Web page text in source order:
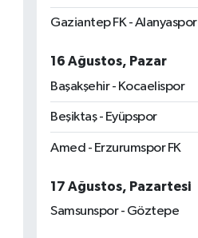
Gaziantep FK - Alanyaspor
16 Ağustos, Pazar
Başakşehir - Kocaelispor
Beşiktaş - Eyüpspor
Amed - Erzurumspor FK
17 Ağustos, Pazartesi
Samsunspor - Göztepe